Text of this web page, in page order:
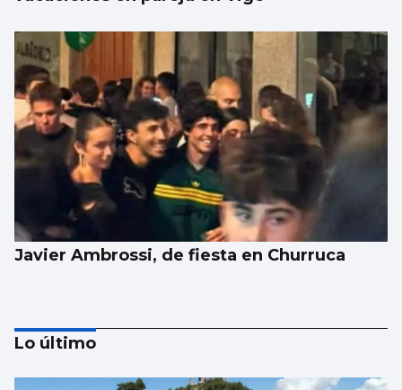
Javier Ambrossi, de fiesta en Churruca
Lo último